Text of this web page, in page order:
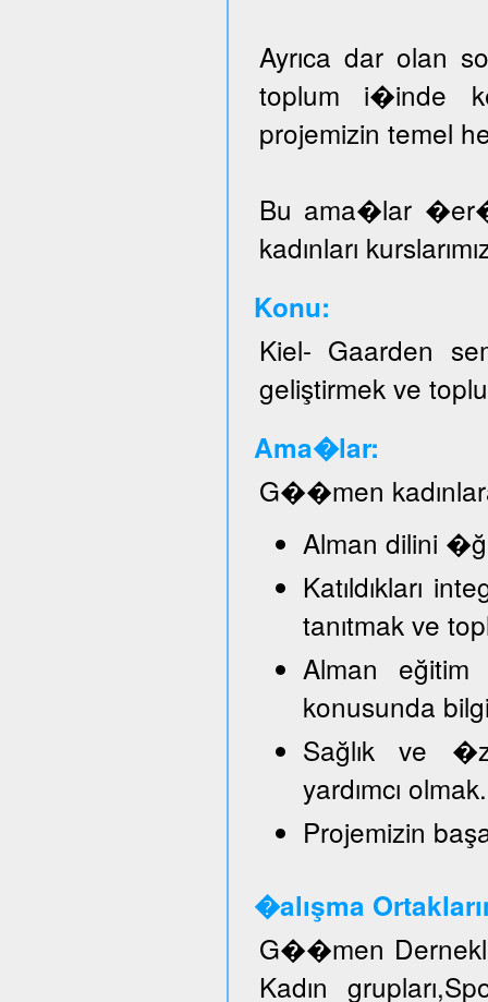
Ayrıca dar olan
toplum i�inde
projemizin temel
Bu ama�lar
kadınları
Konu:
Kiel- Gaarden
geliştirmek ve
Ama�lar:
G��men
Alman dilini
Katıldıkları
tanıtmak ve
Alman
konusunda
Sağlık ve
yardımcı olmak.
Projemizin
�alışma
G��men
Kadın